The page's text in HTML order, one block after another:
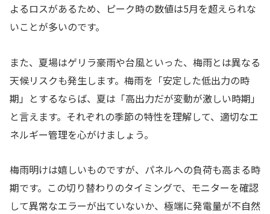
よるロスがあるため、ピーク時の数値は5月を超えられな
いことが多いのです。
また、夏場はゲリラ豪雨や台風といった、梅雨とは異なる
天候リスクも発生します。梅雨を「安定した低出力の時
期」とするならば、夏は「高出力だが変動が激しい時期」
と言えます。それぞれの季節の特性を理解して、適切なエ
ネルギー管理を心がけましょう。
梅雨明けは嬉しいものですが、パネルへの負荷も高まる時
期です。この切り替わりのタイミングで、モニターを確認
して異常なエラーが出ていないか、極端に発電量が不自然